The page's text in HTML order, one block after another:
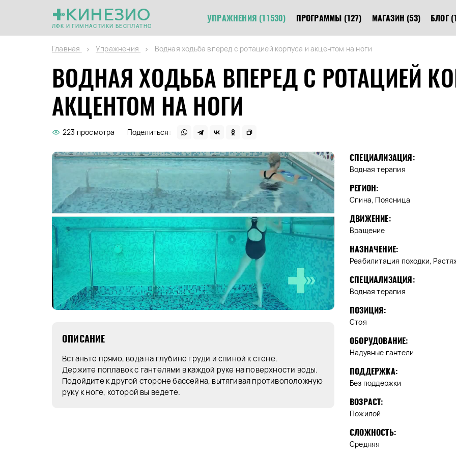
КИНЕЗИО
ЛФК И ГИМНАСТИКИ БЕСПЛАТНО
УПРАЖНЕНИЯ (11530) ПРОГРАММЫ (127) МАГАЗИН (53) БЛОГ
Главная Упражнения Водная ходьба вперед с ротацией корпуса и акцентом на ноги
ВОДНАЯ ХОДЬБА ВПЕРЕД С РОТАЦИЕЙ
АКЦЕНТОМ НА НОГИ
223 просмотра Поделиться:
ОПИСАНИЕ
Встаньте прямо, вода на глубине груди и спиной к стене.
Держите поплавок с гантелями в каждой руке на поверхности воды.
Подойдите к другой стороне бассейна, вытягивая противоположную
руку к ноге, которой вы ведете.
СПЕЦИАЛИЗАЦИЯ:
Водная терапия
РЕГИОН:
Спина, Поясница
ДВИЖЕНИЕ:
Вращение
НАЗНАЧЕНИЕ:
Реабилитация походки,
СПЕЦИАЛИЗАЦИЯ:
Водная терапия
ПОЗИЦИЯ:
Стоя
ОБОРУДОВАНИЕ:
Надувные гантели
ПОДДЕРЖКА:
Без поддержки
ВОЗРАСТ:
Пожилой
СЛОЖНОСТЬ:
Средняя